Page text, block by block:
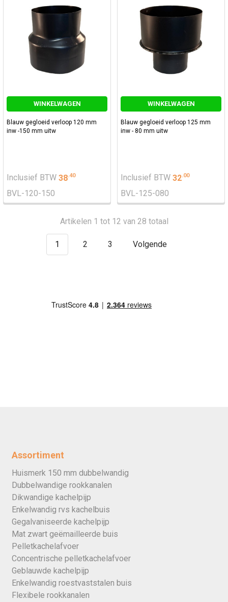
WINKELWAGEN
Blauw gegloeid verloop 120 mm
inw -150 mm uitw
Inclusief BTW 38.40
BVL-120-150
WINKELWAGEN
Blauw gegloeid verloop 125 mm
inw - 80 mm uitw
Inclusief BTW 32.00
BVL-125-080
Artikelen 1 tot 12 van 28 totaal
1 2 3 Volgende
Assortiment
Huismerk 150 mm dubbelwandig
Dubbelwandige rookkanalen
Dikwandige kachelpijp
Enkelwandig rvs kachelbuis
Gegalvaniseerde kachelpijp
Mat zwart geëmailleerde buis
Pelletkachelafvoer
Concentrische pelletkachelafvoer
Geblauwde kachelpijp
Enkelwandig roestvaststalen buis
Flexibele rookkanalen